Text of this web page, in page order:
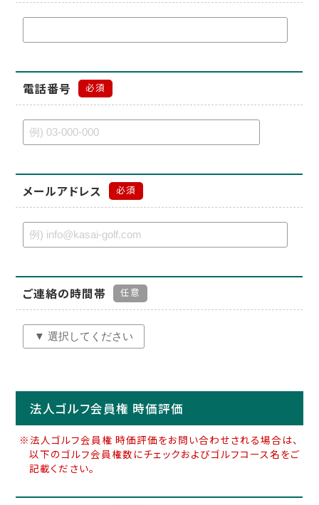
電話番号 必須
メールアドレス 必須
ご連絡の時間帯 任意
法人ゴルフ会員権 時価評価
※法人ゴルフ会員権 時価評価をお問い合わせされる場合は、
以下のゴルフ会員権数にチェックおよびゴルフコース名をご
記載ください。